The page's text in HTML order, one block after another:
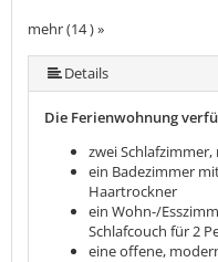
mehr (14 ) »
mehr (14 ) »
mehr (14 ) »
mehr (14 ) »
mehr (14 ) »
mehr (14 ) »
mehr (14 ) »
mehr (14 ) »
mehr (14 ) »
mehr (14 ) »
mehr (14 ) »
Details
Die Ferienwohnung
zwei
ein Badezimmer
Haartrockner
ein Wohn-/
Schlafcouch für 2
eine offene,